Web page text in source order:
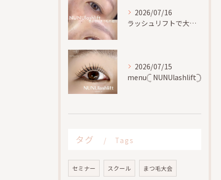
2026/07/16
ラッシュリフトで大切な事、
2026/07/15
menu𓊆 NUNUlashlift𓊇
タグ Tags
セミナー スクール まつ毛大会